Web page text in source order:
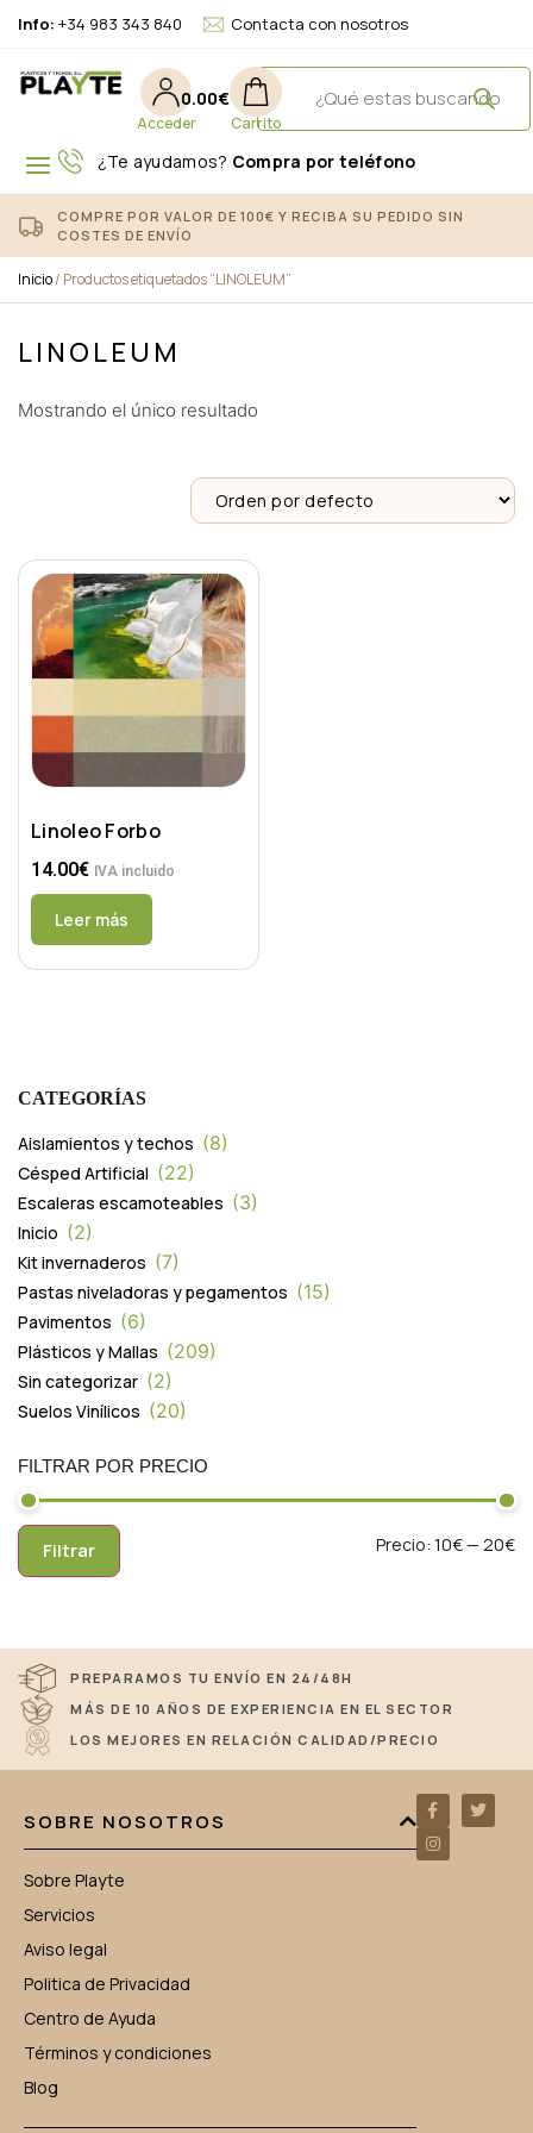
Info: +34 983 343 840 Contacta con nosotros
0.00€
¿Te ayudamos? Compra por teléfono
COMPRE POR VALOR DE 100€ Y RECIBA SU PEDIDO SIN
COSTES DE ENVÍO
Inicio/ Productos etiquetados “LINOLEUM”
LINOLEUM
Mostrando el único resultado
Linoleo Forbo
14.00€ IVA incluido
Leer más
CATEGORÍAS
Aislamientos y techos 8
Césped Artificial 22
Escaleras escamoteables 3
Inicio 2
Kit invernaderos 7
Pastas niveladoras y pegamentos 15
Pavimentos 6
Plásticos y Mallas 209
Sin categorizar 2
Suelos Vinílicos 20
FILTRAR POR PRECIO
Filtrar Precio: 10€— 20€
PREPARAMOS TU ENVÍO EN 24/48H
MÁS DE 10 AÑOS DE EXPERIENCIA EN EL SECTOR
LOS MEJORES EN RELACIÓN CALIDAD/PRECIO
SOBRE NOSOTROS
Sobre Playte
Servicios
Aviso legal
Politica de Privacidad
Centro de Ayuda
Términos y condiciones
Blog